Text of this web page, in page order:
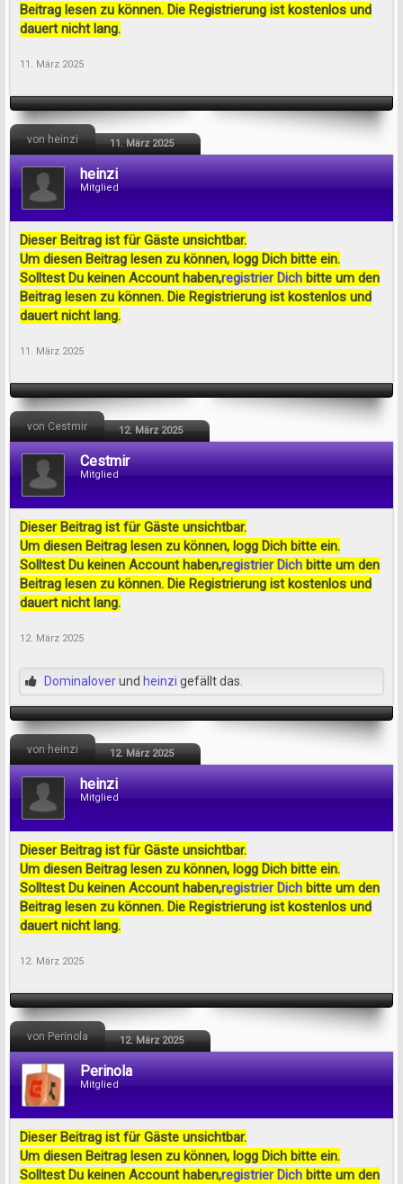
Beitrag lesen zu können. Die Registrierung ist kostenlos und
dauert nicht lang.
11. März 2025
von heinzi 11. März 2025
heinzi
Mitglied
Dieser Beitrag ist für Gäste unsichtbar.
Um diesen Beitrag lesen zu können, logg Dich bitte ein.
Solltest Du keinen Account haben,registrier Dich bitte um den
Beitrag lesen zu können. Die Registrierung ist kostenlos und
dauert nicht lang.
11. März 2025
von Cestmir 12. März 2025
Cestmir
Mitglied
Dieser Beitrag ist für Gäste unsichtbar.
Um diesen Beitrag lesen zu können, logg Dich bitte ein.
Solltest Du keinen Account haben,registrier Dich bitte um den
Beitrag lesen zu können. Die Registrierung ist kostenlos und
dauert nicht lang.
12. März 2025
Dominaloverund heinzi gefällt das.
von heinzi 12. März 2025
heinzi
Mitglied
Dieser Beitrag ist für Gäste unsichtbar.
Um diesen Beitrag lesen zu können, logg Dich bitte ein.
Solltest Du keinen Account haben,registrier Dich bitte um den
Beitrag lesen zu können. Die Registrierung ist kostenlos und
dauert nicht lang.
12. März 2025
von Perinola 12. März 2025
Perinola
Mitglied
Dieser Beitrag ist für Gäste unsichtbar.
Um diesen Beitrag lesen zu können, logg Dich bitte ein.
Solltest Du keinen Account haben,registrier Dich bitte um den